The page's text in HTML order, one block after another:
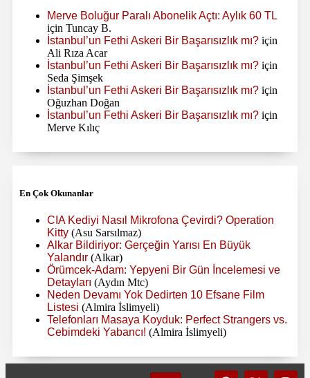
Merve Boluğur Paralı Abonelik Açtı: Aylık 60 TL
için Tuncay B.
İstanbul’un Fethi Askeri Bir Başarısızlık mı? için
Ali Rıza Acar
İstanbul’un Fethi Askeri Bir Başarısızlık mı? için
Seda Şimşek
İstanbul’un Fethi Askeri Bir Başarısızlık mı? için
Oğuzhan Doğan
İstanbul’un Fethi Askeri Bir Başarısızlık mı? için
Merve Kılıç
En Çok Okunanlar
CIA Kediyi Nasıl Mikrofona Çevirdi? Operation
Kitty (Asu Sarsılmaz)
Alkar Bildiriyor: Gerçeğin Yarısı En Büyük
Yalandır (Alkar)
Örümcek-Adam: Yepyeni Bir Gün İncelemesi ve
Detayları (Aydın Mtc)
Neden Devamı Yok Dedirten 10 Efsane Film
Listesi (Almira İslimyeli)
Telefonları Masaya Koyduk: Perfect Strangers vs.
Cebimdeki Yabancı! (Almira İslimyeli)